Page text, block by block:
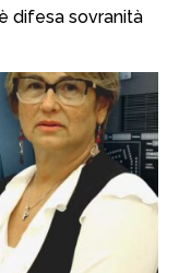
difesa sovranità